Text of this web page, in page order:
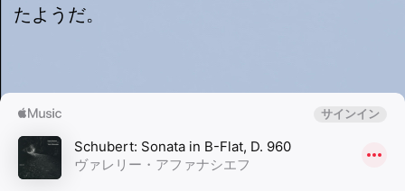
たようだ。